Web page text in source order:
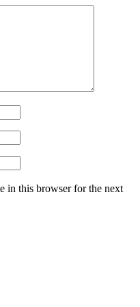
in this browser for the next